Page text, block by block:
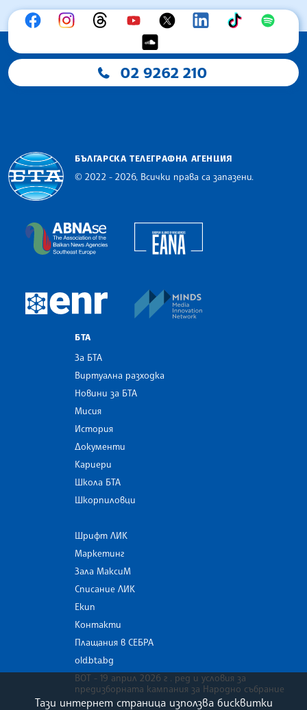
02 9262 210
БЪЛГАРСКА ТЕЛЕГРАФНА АГЕНЦИЯ
© 2022 - 2026, Всички права са запазени.
The Assocoation of the Balkan News Agencies
European Newsroom
БТА
За БТА
Виртуална разходка
Новини за БТА
Мисия
История
Документи
Кариери
Школа БТА
Шкорпиловци
Шрифт ЛИК
Маркетинг
Зала МаксиМ
Списание ЛИК
Екип
Контакти
Плащания в СЕБРА
old.bta.bg
ВОТ - 19 април 2026 г . ред и условия за
предизборната кампания за Народно събрание
Тази интернет страница използва бисквитки